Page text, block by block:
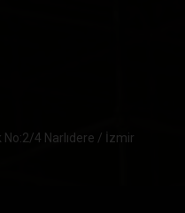
4 Narlıdere / İzmir